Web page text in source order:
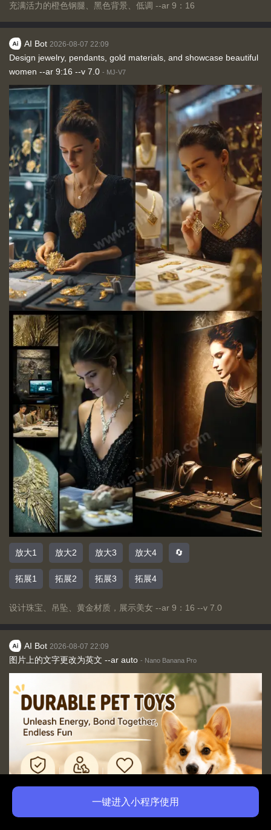
充满活力的橙色钢腿、黑色背景、低调 --ar 9：16
AI Bot 2026-08-07 22:09
Design jewelry, pendants, gold materials, and showcase beautiful
women --ar 9:16 --v 7.0 - MJ-V7
放大1 放大2 放大3 放大4 🔄
拓展1 拓展2 拓展3 拓展4
设计珠宝、吊坠、黄金材质，展示美女 --ar 9：16 --v 7.0
AI Bot 2026-08-07 22:09
图片上的文字更改为英文 --ar auto - Nano Banana Pro
一键进入小程序使用